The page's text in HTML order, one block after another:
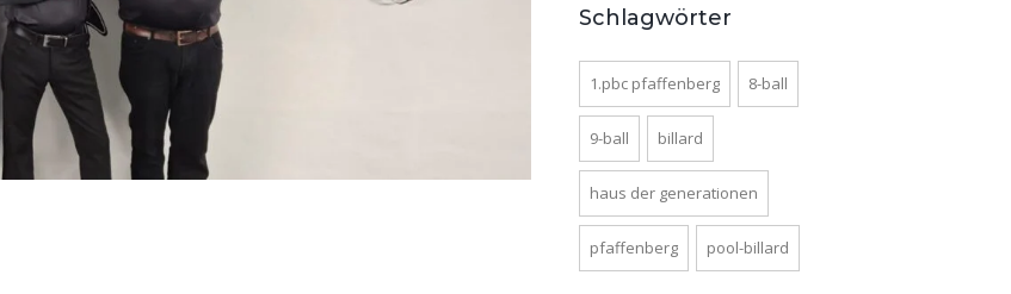
Schlagwörter
1.pbc pfaffenberg 8-ball
9-ball billard
haus der generationen
pfaffenberg pool-billard